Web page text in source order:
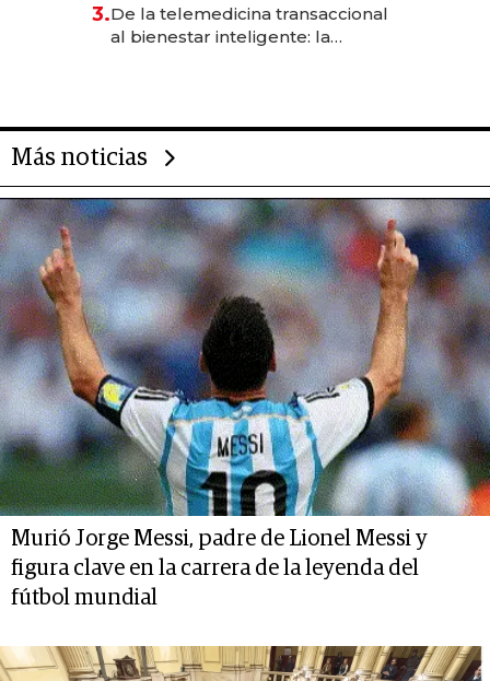
las marcas "fast premium"
3.De la telemedicina transaccional
al bienestar inteligente: la
Más noticias
Murió Jorge Messi, padre de Lionel Messi y
figura clave en la carrera de la leyenda del
fútbol mundial